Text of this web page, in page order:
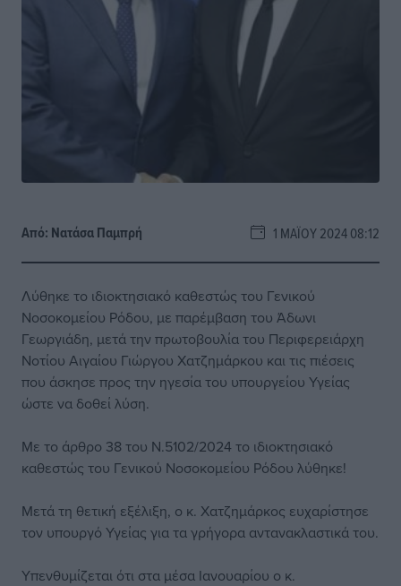
Από: Νατάσα Παμπρή 1 ΜΑΪ́ΟΥ 2024 08:12
Λύθηκε το ιδιοκτησιακό καθεστώς του Γενικού
Νοσοκομείου Ρόδου, με παρέμβαση του Άδωνι
Γεωργιάδη, μετά την πρωτοβουλία του Περιφερειάρχη
Νοτίου Αιγαίου Γιώργου Χατζημάρκου και τις πιέσεις
που άσκησε προς την ηγεσία του υπουργείου Υγείας
ώστε να δοθεί λύση.
Με το άρθρο 38 του Ν.5102/2024 το ιδιοκτησιακό
καθεστώς του Γενικού Νοσοκομείου Ρόδου λύθηκε!
Μετά τη θετική εξέλιξη, ο κ. Χατζημάρκος ευχαρίστησε
τον υπουργό Υγείας για τα γρήγορα αντανακλαστικά του.
Υπενθυμίζεται ότι στα μέσα Ιανουαρίου ο κ.